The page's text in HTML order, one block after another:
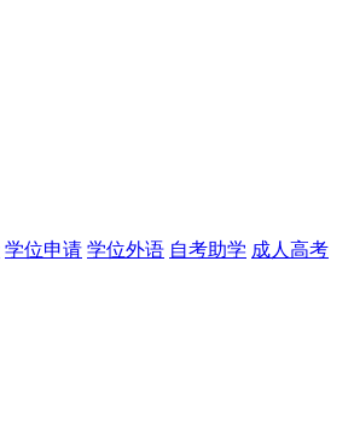
学位申请 学位外语 自考助学 成人高考